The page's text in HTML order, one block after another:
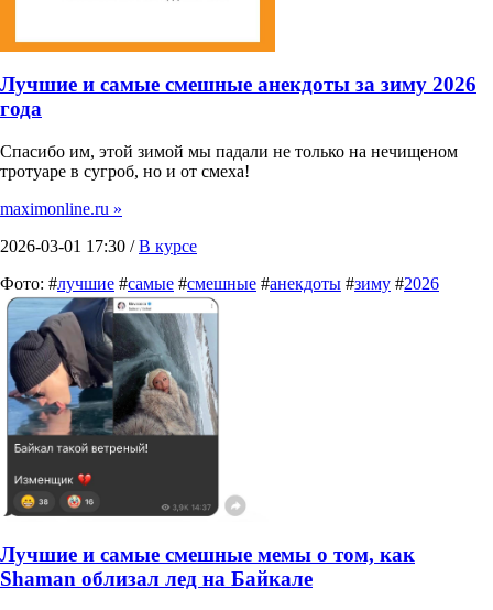
Лучшие и самые смешные анекдоты за зиму 2026
года
Спасибо им, этой зимой мы падали не только на нечищеном
тротуаре в сугроб, но и от смеха!
maximonline.ru »
2026-03-01 17:30 /В курсе
Фото: #лучшие #самые #смешные #анекдоты #зиму #2026
Лучшие и самые смешные мемы о том, как
Shaman облизал лед на Байкале